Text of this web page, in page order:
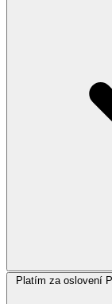
Platím za oslovení